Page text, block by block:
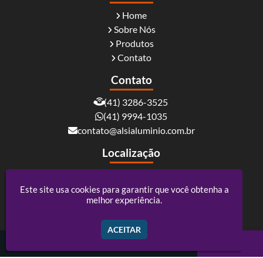
Home
Sobre Nós
Produtos
Contato
Contato
(41) 3286-3525
(41) 9994-1035
contato@alsialuminio.com.br
Localização
Curitiba / PR - CEP: 81730-060
Este site usa cookies para garantir que você obtenha a
melhor experiência.
ACEITAR